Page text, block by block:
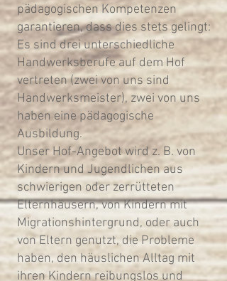
pädagogischen Kompetenzen
garantieren, dass dies stets gelingt:
Es sind drei unterschiedliche
Handwerksberufe auf dem Hof
vertreten (zwei von uns sind
Handwerksmeister), zwei von uns
haben eine pädagogische
Ausbildung.
Unser Hof-Angebot wird z. B. von
Kindern und Jugendlichen aus
schwierigen oder zerrütteten
Elternhäusern, von Kindern mit
Migrationshintergrund, oder auch
von Eltern genutzt, die Probleme
haben, den häuslichen Alltag mit
ihren Kindern reibungslos und